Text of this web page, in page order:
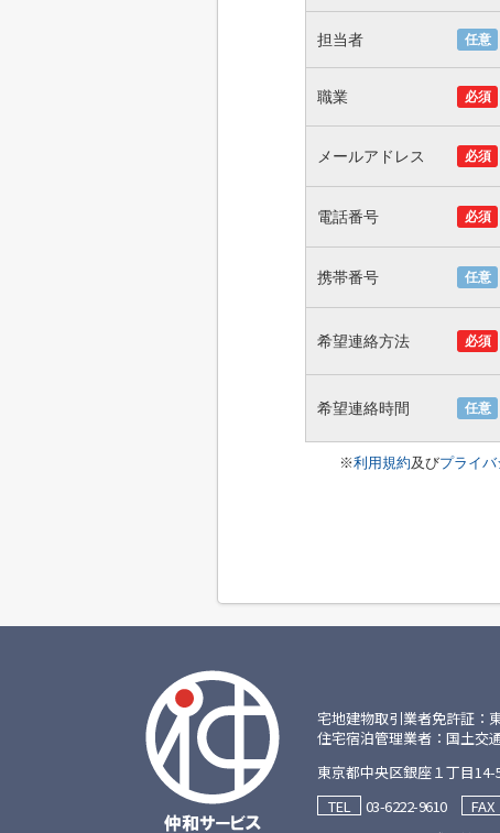
担当者 任意
職業 必須
メールアドレス 必須
電話番号 必須
携帯番号 任意
希望連絡方法 必須
希望連絡時間 任意
※利用規約及びプライ
宅地建物取引業者免許証：
住宅宿泊管理業者：国土交
東京都中央区銀座１丁目
TEL
03-6222-9610 FAX